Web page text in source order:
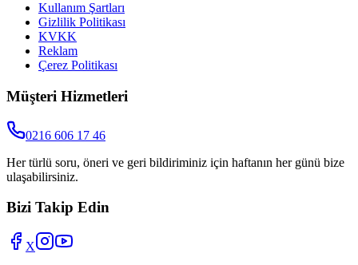
Kullanım Şartları
Gizlilik Politikası
KVKK
Reklam
Çerez Politikası
Müşteri Hizmetleri
0216 606 17 46
Her türlü soru, öneri ve geri bildiriminiz için haftanın her günü bize
ulaşabilirsiniz.
Bizi Takip Edin
X